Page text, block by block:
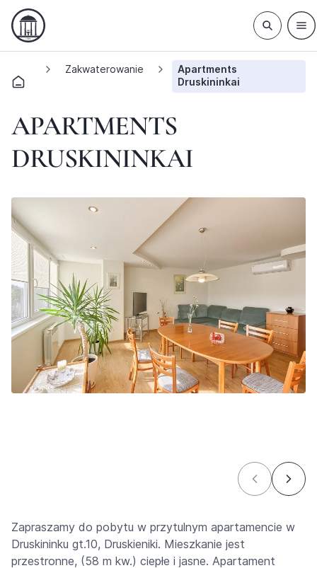
Zakwaterowanie
Apartments
Druskininkai
APARTMENTS
DRUSKININKAI
Zapraszamy do pobytu w przytulnym apartamencie w
Druskininku gt.10, Druskieniki. Mieszkanie jest
przestronne, (58 m kw.) ciepłe i jasne. Apartament